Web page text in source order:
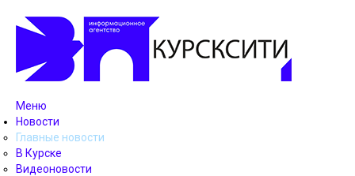
Меню
Новости
Главные новости
В Курске
Видеоновости